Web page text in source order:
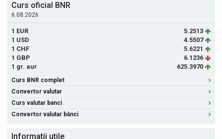
Curs oficial BNR
6.08.2026
1 EUR
5.2513
1 USD
4.5507
1 CHF
5.6221
1 GBP
6.1236
1 gr. aur
625.3970
Curs BNR complet
Convertor valutar
Curs valutar banci
Convertor valutar bănci
Informatii utile